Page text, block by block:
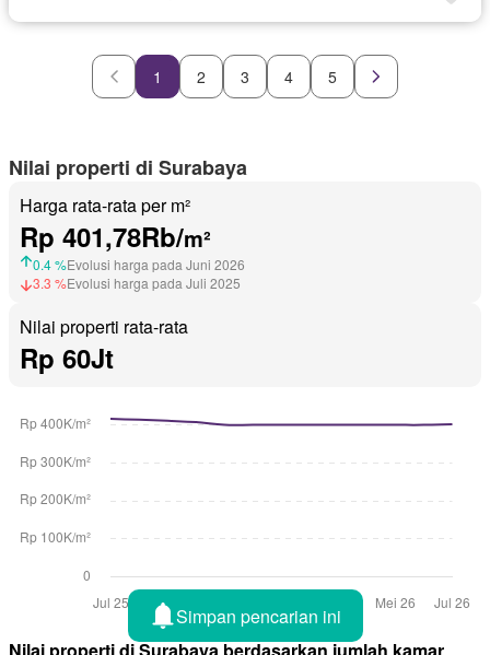
Rumah jaga
Ruang layanan Taman
Tangki air
Garasi Teras Halaman
Wifi
Berperabot lengkap1 2 3 4 5
Nilai properti di Surabaya
Harga rata-rata per m²
Rp 401,78Rb/m²
0.4 %Evolusi harga pada Juni 2026
3.3 %Evolusi harga pada Juli 2025
Nilai properti rata-rata
Rp 60Jt
Simpan pencarian ini